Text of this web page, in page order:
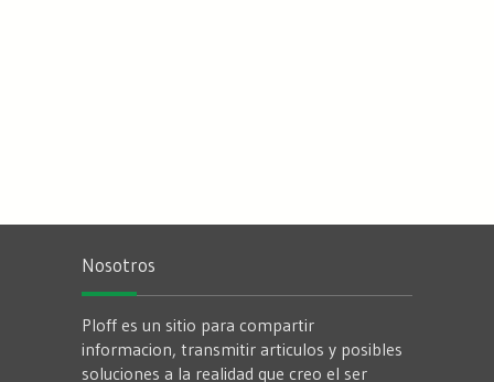
Nosotros
Ploff es un sitio para compartir
informacion, transmitir articulos y posibles
soluciones a la realidad que creo el ser